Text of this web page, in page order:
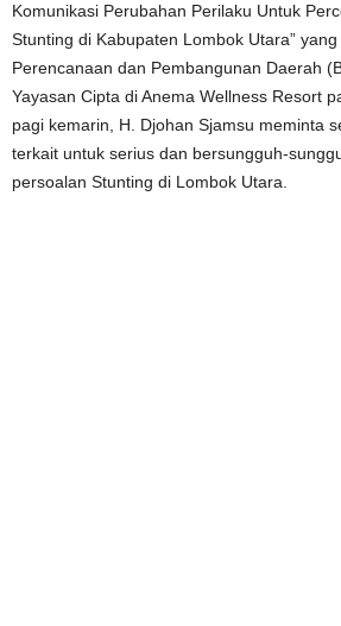
Komunikasi Perubahan Perilaku Untuk
Stunting di Kabupaten Lombok Utara”
Perencanaan dan Pembangunan Daerah
Yayasan Cipta di Anema Wellness Resort
pagi kemarin, H. Djohan Sjamsu meminta
terkait untuk serius dan bersungguh-
persoalan Stunting di Lombok Utara.